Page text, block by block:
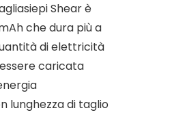
Shear è
che dura più a
di elettricità
caricata
lunghezza di taglio